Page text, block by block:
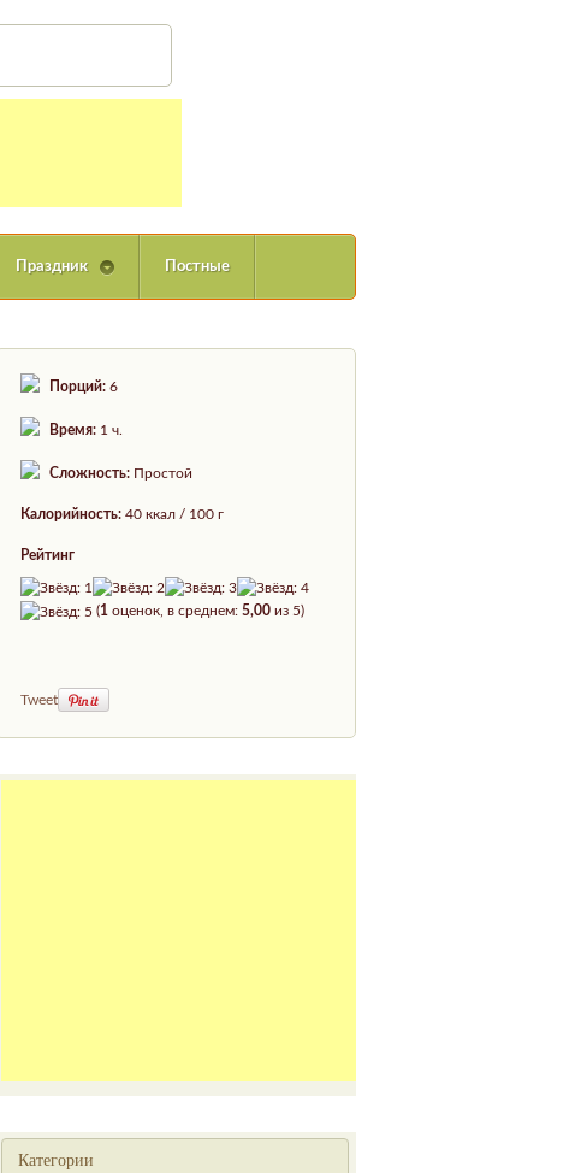
Праздник Постные
Порций: 6
Время: 1 ч.
Сложность: Простой
Калорийность: 40 ккал / 100 г
Рейтинг
(1 оценок, в среднем: 5,00 из 5)
Tweet
Категории